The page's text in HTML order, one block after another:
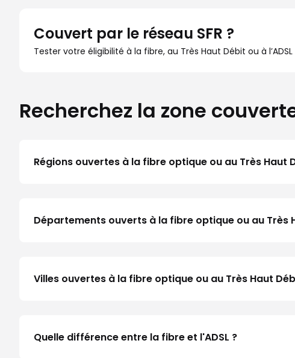
Couvert par le réseau SFR ?
Tester votre éligibilité à la fibre, au Très Haut Débit ou à
Recherchez la zone
Régions ouvertes à la fibre optique ou au Très Haut
Départements ouverts à la fibre optique ou au Très
Villes ouvertes à la fibre optique ou au Très Haut
Quelle différence entre la fibre et l'ADSL ?